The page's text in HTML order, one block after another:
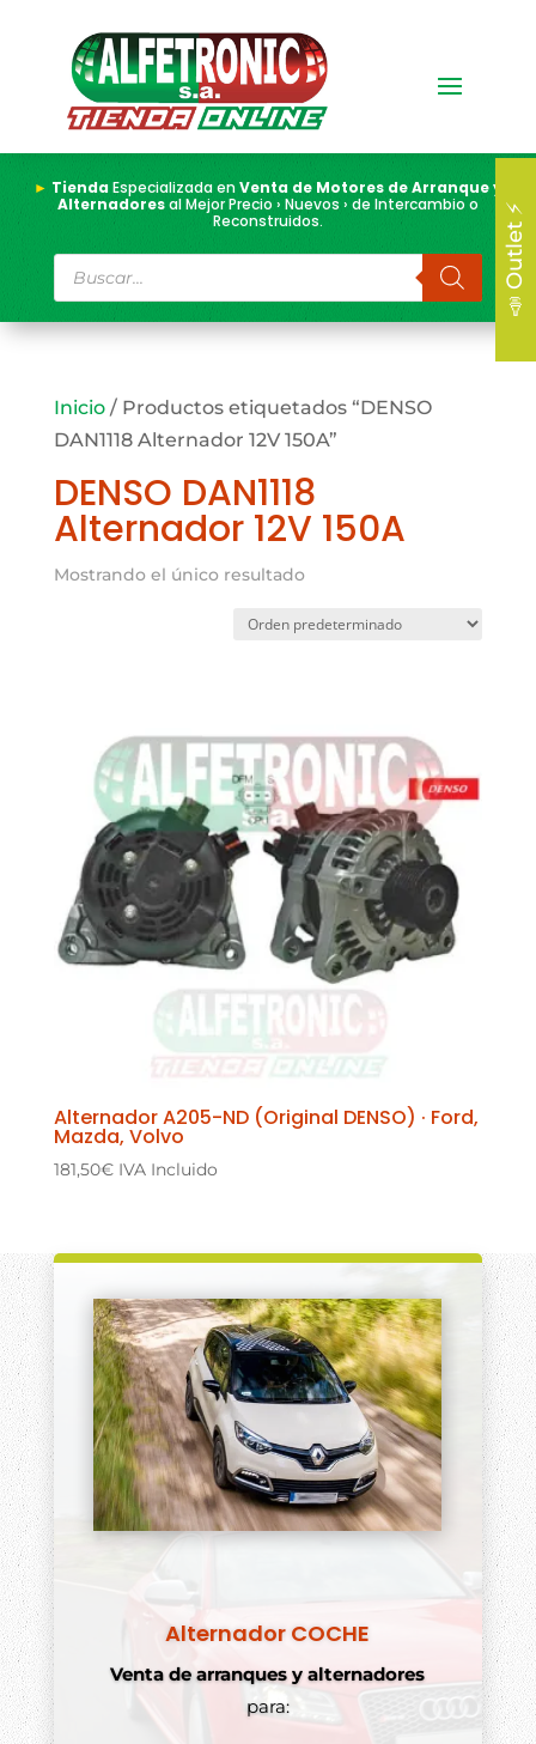
► TiendaEspecializada enVenta de Motores de Arranque y
Alternadoresal Mejor Precio › Nuevos › de Intercambio o
Reconstruidos.
Búsqueda
de
productos
Inicio/ Productos etiquetados “DENSO
DAN1118 Alternador 12V 150A”
DENSO DAN1118
Alternador 12V 150A
Mostrando el único resultado
Alternador A205-ND (Original DENSO) · Ford,
Mazda, Volvo
181,50€ IVA Incluido
Alternador COCHE
Venta de arranques y alternadores
para:
📣 Outlet ⚡